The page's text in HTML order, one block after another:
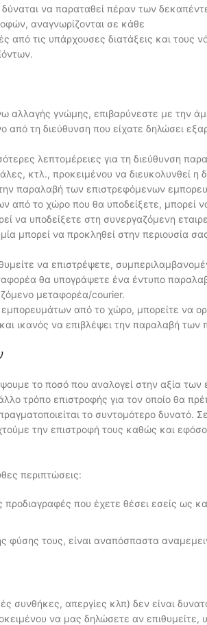
να παραταθεί πέραν των
αναγνωρίζονται σε κάθε
από τις υπάρχουσες διατάξεις και
αλλαγής γνώμης, επιβαρύνεστε με την
τη διεύθυνση που είχατε δηλώσει
λεπτομέρειες για τη διεύθυνση
κτλ., προκειμένου να διευκολυνθεί η
παραλαβή των επιστρεφόμενων
από το χώρο που θα υποδείξετε, μπορεί
να υποδείξετε στη συνεργαζόμενη
μπορεί να προκληθεί στην περιουσία
να επιστρέψετε,
θα υπογράψετε ένα έντυπο
μεταφορέα/courier.
από το χώρο, μπορείτε να
ικανός να επιβλέψει την παραλαβή των
το ποσό που αναλογεί στην αξία
τρόπο επιστροφής για τον οποίο θα
το συντομότερο
την επιστροφή τους καθώς και
περιπτώσεις:
που έχετε θέσει εσείς ως
τους, είναι αναπόσπαστα
συνθήκες, απεργίες κλπ) δεν είναι
να μας δηλώσετε αν επιθυμείτε,